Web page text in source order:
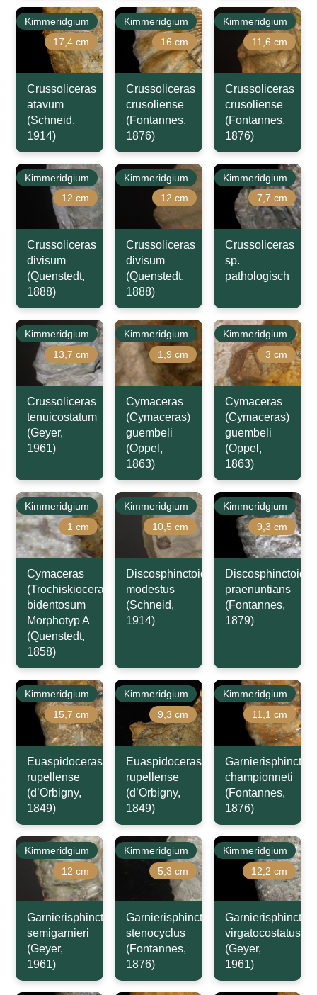
Kimmeridgium
17,4 cm
Crussoliceras
atavum
(Schneid,
1914)
Kimmeridgium
16 cm
Crussoliceras
crusoliense
(Fontannes,
1876)
Kimmeridgium
11,6 cm
Crussoliceras
crusoliense
(Fontannes,
1876)
Kimmeridgium
12 cm
Crussoliceras
divisum
(Quenstedt,
1888)
Kimmeridgium
12 cm
Crussoliceras
divisum
(Quenstedt,
1888)
Kimmeridgium
7,7 cm
Crussoliceras
sp.
pathologisch
Kimmeridgium
13,7 cm
Crussoliceras
tenuicostatum
(Geyer,
1961)
Kimmeridgium
1,9 cm
Cymaceras
(Cymaceras)
guembeli
(Oppel,
1863)
Kimmeridgium
3 cm
Cymaceras
(Cymaceras)
guembeli
(Oppel,
1863)
Kimmeridgium
1 cm
Cymaceras
(Trochiskioceras)
bidentosum
Morphotyp A
(Quenstedt,
1858)
Kimmeridgium
10,5 cm
Discosphinctoides
modestus
(Schneid,
1914)
Kimmeridgium
9,3 cm
Discosphinctoides
praenuntians
(Fontannes,
1879)
Kimmeridgium
15,7 cm
Euaspidoceras
rupellense
(d’Orbigny,
1849)
Kimmeridgium
9,3 cm
Euaspidoceras
rupellense
(d’Orbigny,
1849)
Kimmeridgium
11,1 cm
Garnierisphinctes
championneti
(Fontannes,
1876)
Kimmeridgium
12 cm
Garnierisphinctes
semigarnieri
(Geyer,
1961)
Kimmeridgium
5,3 cm
Garnierisphinctes
stenocyclus
(Fontannes,
1876)
Kimmeridgium
12,2 cm
Garnierisphinctes
virgatocostatus
(Geyer,
1961)